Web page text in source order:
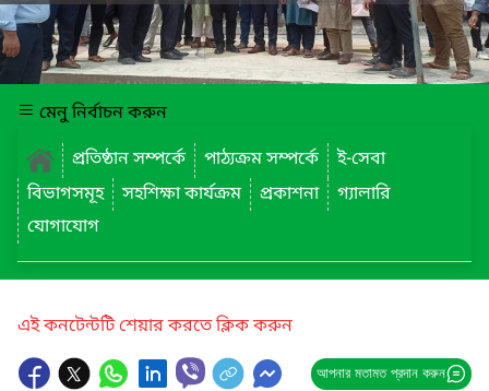
মেনু নির্বাচন করুন
প্রতিষ্ঠান সম্পর্কে
পাঠ্যক্রম সম্পর্কে
ই-সেবা
বিভাগসমূহ
সহশিক্ষা কার্যক্রম প্রকাশনা
গ্যালারি
যোগাযোগ
এই কনটেন্টটি শেয়ার করতে ক্লিক করুন
আপনার মতামত প্রদান করুন